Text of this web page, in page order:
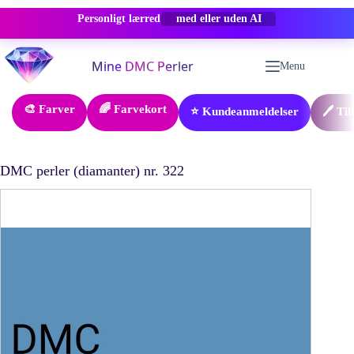
Personligt lærred -50% RABAT
Fortsæt
til
indhold
Menu
🎨 Farver 🌈 Farvekort ⭐ Kundeanmeldelser 🖊️
DMC perler (diamanter) nr. 322